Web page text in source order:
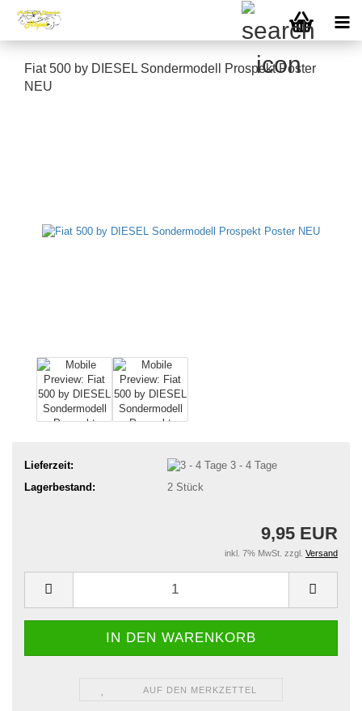
Fiat 500 by DIESEL Sondermodell Prospekt Poster
NEU
Lieferzeit:
3 - 4 Tage
Lagerbestand:
2 Stück
9,95 EUR
inkl. 7% MwSt. zzgl. Versand
AUF DEN MERKZETTEL